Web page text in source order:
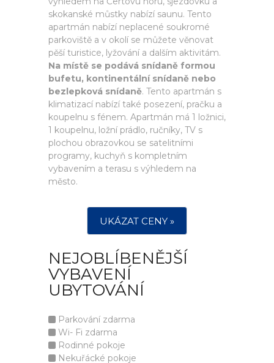
skokanské můstky nabízí saunu. Tento
apartmán nabízí neplacené soukromé
parkoviště a v okolí se můžete věnovat
pěší turistice, lyžování a dalším aktivitám.
Na místě se podává snídaně formou
bufetu, kontinentální snídaně nebo
bezlepková snídaně. Tento apartmán s
klimatizací nabízí také posezení, pračku a
koupelnu s fénem. Apartmán má 1 ložnici,
1 koupelnu, ložní prádlo, ručníky, TV s
plochou obrazovkou se satelitními
programy, kuchyň s kompletním
vybavením a terasu s výhledem na
město.
UKÁZAT CENY »
NEJOBLÍBENĚJŠÍ
VYBAVENÍ
UBYTOVÁNÍ
Parkování zdarma
Wi- Fi zdarma
Rodinné pokoje
Nekuřácké pokoje